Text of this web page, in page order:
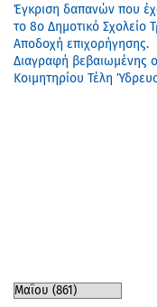
Έγκριση δαπανών που
το 8ο Δημοτικό Σχολείο
Αποδοχή επιχορήγησης.
Διαγραφή βεβαιωμένης
Κοιμητηρίου Τέλη